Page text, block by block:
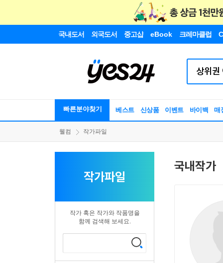
국내도서 외국도서 중고샵 eBook 크레마클럽
빠른분야찾기 베스트 신상품 이벤트 바이백 매
웰컴 작가파일
작가파일
작가 혹은 작가와 작품명을
함께 검색해 보세요.
국내작가